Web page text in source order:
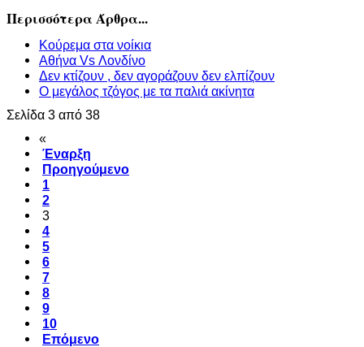
Περισσότερα Άρθρα...
Κούρεμα στα νοίκια
Αθήνα Vs Λονδίνο
Δεν κτίζουν , δεν αγοράζουν δεν ελπίζουν
Ο μεγάλος τζόγος με τα παλιά ακίνητα
Σελίδα 3 από 38
«
Έναρξη
Προηγούμενο
1
2
3
4
5
6
7
8
9
10
Επόμενο